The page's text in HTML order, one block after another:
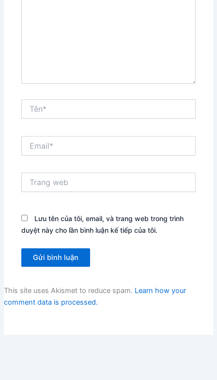
web
Lưu tên của tôi, email, và trang web trong trình
duyệt này cho lần bình luận kế tiếp của tôi.
This site uses Akismet to reduce spam. Learn how your
comment data is processed.